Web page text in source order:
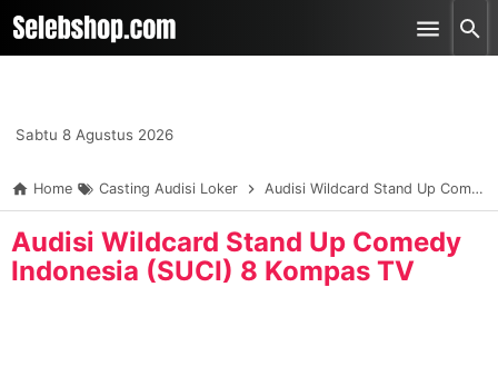
-->
Skip to main content
Sabtu 8 Agustus 2026
Home Casting Audisi Loker Audisi Wildcard Stand Up Comedy Indonesia (SUCI) 8 Kompas TV
Audisi Wildcard Stand Up Comedy
Indonesia (SUCI) 8 Kompas TV